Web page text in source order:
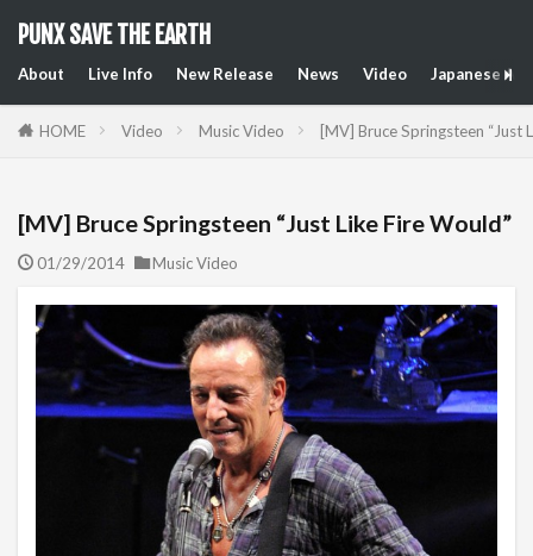
PUNX SAVE THE EARTH
About Live Info New Release News Video Japanese
HOME Video Music Video [MV] Bruce Springsteen “Just
[MV] Bruce Springsteen “Just Like Fire Would”
01/29/2014 Music Video